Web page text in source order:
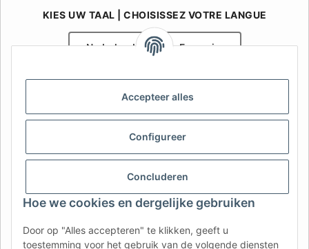
Accepteer alles
Configureer
Concluderen
Hoe we cookies en dergelijke gebruiken
Door op "Alles accepteren" te klikken, geeft u
toestemming voor het gebruik van de volgende diensten
KIES UW TAAL | CHOISISSEZ VOTRE LANGUE
Nederlands Français
Uw specialist in onderdelen voor aanhangwagens | Votre
spécialiste en pièces détachées pour remorques
Contact: info@afatek.com
AFATEK INTERNATIONAL – SELECT REGION & LANGUAGE | KIES
CH (DE)
CH (IT) BE (NL) BE (FR)